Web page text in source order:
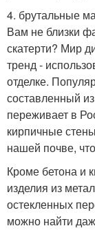
4. брутальные
Вам не близки
скатерти? Мир
тренд -
отделке.
составленный
переживает в
кирпичные
нашей почве,
Кроме бетона и
изделия из
остекленных
можно найти